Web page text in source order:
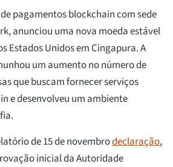
pagamentos blockchain com sede
anunciou uma nova moeda estável
Estados Unidos em Cingapura. A
um aumento no número de
que buscam fornecer serviços
e desenvolveu um ambiente
de 15 de novembrodeclaração,
inicial da Autoridade